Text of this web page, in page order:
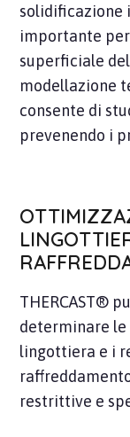
solidificazione
importante
superficiale
modellazione
consente di
prevenendo i
THERCAST®
determinare
lingottiera e i
restrittive e